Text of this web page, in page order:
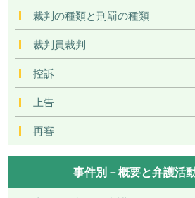
裁判の種類と刑罰の種類
裁判員裁判
控訴
上告
再審
事件別－概要と弁護活